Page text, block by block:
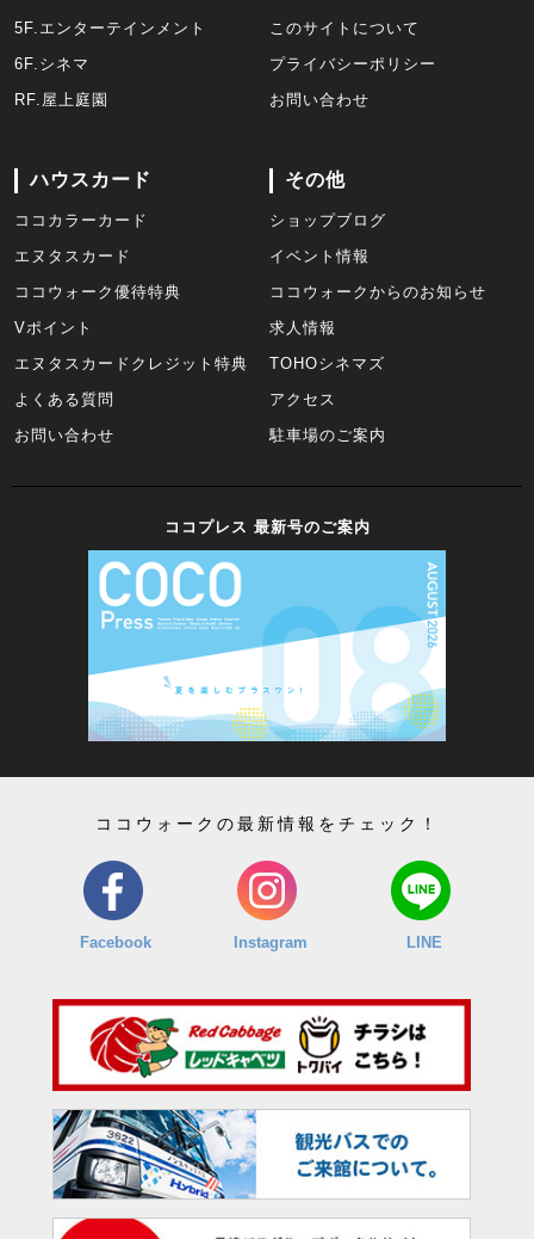
5F.エンターテインメント
6F.シネマ
RF.屋上庭園
このサイトについて
プライバシーポリシー
お問い合わせ
ハウスカード
ココカラーカード
エヌタスカード
ココウォーク優待特典
Vポイント
エヌタスカードクレジット特典
よくある質問
お問い合わせ
その他
ショップブログ
イベント情報
ココウォークからのお知らせ
求人情報
TOHOシネマズ
アクセス
駐車場のご案内
ココプレス 最新号のご案内
ココウォークの最新情報をチェック！
Facebook Instagram LINE